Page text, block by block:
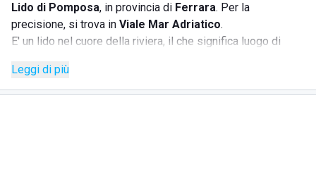
Lido di Pomposa, in provincia di Ferrara. Per la
precisione, si trova in Viale Mar Adriatico.
E' un lido nel cuore della riviera, il che significa luogo di
ore notturne.
E' il luogo ideale sia per le famiglie, che per i gruppi di
Leggi di più